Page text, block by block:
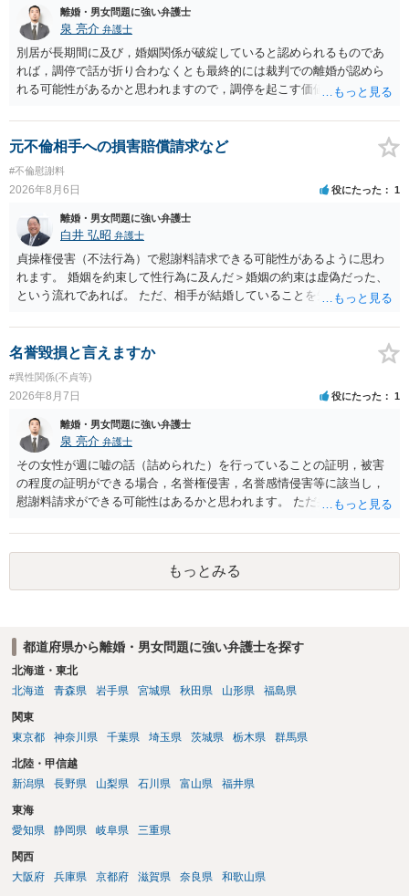
的・心理的な理由の氏変更は様々な意味でハードルがかなり高く、弁
護士へ依頼しても苦労することが強く予想されるところです。、もし
本人申立てをお考えであれば、医学知識はもちろん法律知識も要求さ
れますので、性急な申立てをせず、知識と資料をしっかりと揃えて、
万全の体制で申立てに臨んだ方がよいと思われます。
離婚・男女問題に強い弁護士
泉 亮介 弁護士
別居が長期間に及び，婚姻関係が破綻していると認められるものであ
れば，調停で話が折り合わなくとも最終的には裁判での離婚が認めら
れる可能性があるかと思われますので，調停を起こす価値はあるよう
は調停が成立するということはないため，相手が合意するメリットを
だしてでも調停で終わらせるよう努めるのか，裁判離婚を見据えて調
停での離婚に固執しないかいずれかの対応は必要となるかと思われま
す。 お一人で対応するのは難しい側面もありますので弁護士を立てる
ことを検討されると良いかと思われます。
元不倫相手への損害賠償請求など
#不倫慰謝料
2026年8月6日 役にたった 1
離婚・男女問題に強い弁護士
白井 弘昭 弁護士
貞操権侵害（不法行為）で慰謝料請求できる可能性があるように思わ
れます。 婚姻を約束して性行為に及んだ＞婚姻の約束は虚偽だった、
という流れであれば。 ただ、相手が結婚していることを知って行為に
性も認められそうですので、あまり慰謝料は高額にならないように思
われます。 一度、最寄りの弁護士に相談してみてください。
名誉毀損と言えますか
#異性関係(不貞等)
2026年8月7日 役にたった 1
離婚・男女問題に強い弁護士
泉 亮介 弁護士
その女性が週に嘘の話（詰められた）を行っていることの証明，被害
の程度の証明ができる場合，名誉権侵害，名誉感情侵害等に該当し，
慰謝料請求ができる可能性はあるかと思われます。 ただ弁護士費用を
た方が良いでしょう。
もっとみる
都道府県から離婚・男女問題に強い弁護士を探す
北海道・東北
北海道
青森県 岩手県 宮城県 秋田県 山形県 福島県
関東
東京都
神奈川県 千葉県 埼玉県 茨城県 栃木県 群馬県
北陸・甲信越
新潟県
長野県 山梨県 石川県 富山県 福井県
東海
愛知県
静岡県 岐阜県 三重県
関西
大阪府
兵庫県 京都府 滋賀県 奈良県 和歌山県